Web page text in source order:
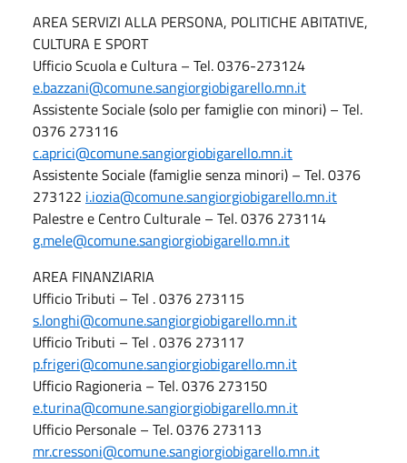
AREA SERVIZI ALLA PERSONA, POLITICHE ABITATIVE,
CULTURA E SPORT
Ufficio Scuola e Cultura – Tel. 0376-273124
e.bazzani@comune.sangiorgiobigarello.mn.it
Assistente Sociale (solo per famiglie con minori) – Tel.
0376 273116
c.aprici@comune.sangiorgiobigarello.mn.it
Assistente Sociale (famiglie senza minori) – Tel. 0376
273122 i.iozia@comune.sangiorgiobigarello.mn.it
Palestre e Centro Culturale – Tel. 0376 273114
g.mele@comune.sangiorgiobigarello.mn.it
AREA FINANZIARIA
Ufficio Tributi – Tel . 0376 273115
s.longhi@comune.sangiorgiobigarello.mn.it
Ufficio Tributi – Tel . 0376 273117
p.frigeri@comune.sangiorgiobigarello.mn.it
Ufficio Ragioneria – Tel. 0376 273150
e.turina@comune.sangiorgiobigarello.mn.it
Ufficio Personale – Tel. 0376 273113
mr.cressoni@comune.sangiorgiobigarello.mn.it